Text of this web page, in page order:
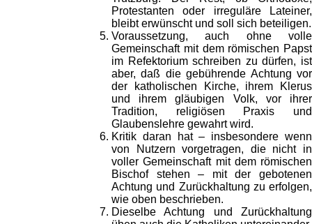
Protestanten oder irreguläre Lateiner,
bleibt erwünscht und soll sich beteiligen.
Voraussetzung, auch ohne volle
Gemeinschaft mit dem römischen Papst
im Refektorium schreiben zu dürfen, ist
aber, daß die gebührende Achtung vor
der katholischen Kirche, ihrem Klerus
und ihrem gläubigen Volk, vor ihrer
Tradition, religiösen Praxis und
Glaubenslehre gewahrt wird.
Kritik daran hat – insbesondere wenn
von Nutzern vorgetragen, die nicht in
voller Gemeinschaft mit dem römischen
Bischof stehen – mit der gebotenen
Achtung und Zurückhaltung zu erfolgen,
wie oben beschrieben.
Dieselbe Achtung und Zurückhaltung